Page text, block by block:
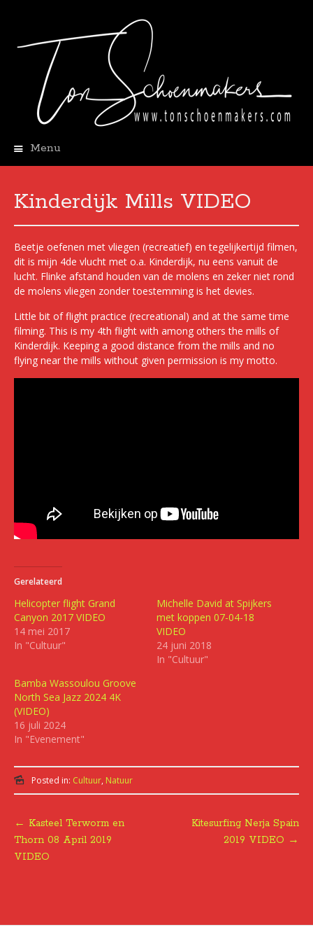
Menu
Kinderdijk Mills VIDEO
Beetje oefenen met vliegen (recreatief) en tegelijkertijd filmen,
dit is mijn 4de vlucht met o.a. Kinderdijk, nu eens vanuit de
lucht. Flinke afstand houden van de molens en zeker niet rond
de molens vliegen zonder toestemming is het devies.
Little bit of flight practice (recreational) and at the same time
filming. This is my 4th flight with among others the mills of
Kinderdijk. Keeping a good distance from the mills and no
flying near the mills without given permission is my motto.
Gerelateerd
Helicopter flight Grand
Canyon 2017 VIDEO
14 mei 2017
In "Cultuur"
Michelle David at Spijkers
met koppen 07-04-18
VIDEO
24 juni 2018
In "Cultuur"
Bamba Wassoulou Groove
North Sea Jazz 2024 4K
(VIDEO)
16 juli 2024
In "Evenement"
Posted in: Cultuur, Natuur
Post
← Kasteel Terworm en
Thorn 08 April 2019
VIDEO
Kitesurfing Nerja Spain
2019 VIDEO →